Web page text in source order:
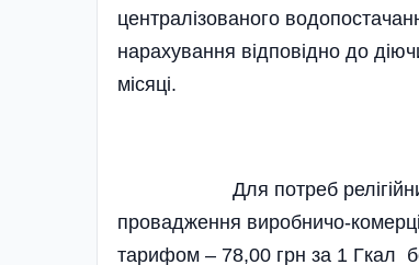
централізованого
нарахування відповідно до
місяці.
Для потреб релігійних
провадження виробничо-
тарифом – 78,00 грн за 1 Гкал